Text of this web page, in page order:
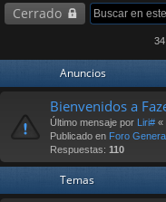
ráCerrado
Anuncios
Bienvenidos a
Último mensaje por Liri# «
Publicado en Foro
Respuestas: 110
Temas